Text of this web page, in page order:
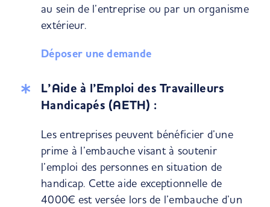
au sein de l’entreprise ou par un organisme
extérieur.
Déposer une demande
L’Aide à l’Emploi des Travailleurs
Handicapés (AETH) :
Les entreprises peuvent bénéficier d’une
prime à l’embauche visant à soutenir
l’emploi des personnes en situation de
handicap. Cette aide exceptionnelle de
4000€ est versée lors de l’embauche d’un